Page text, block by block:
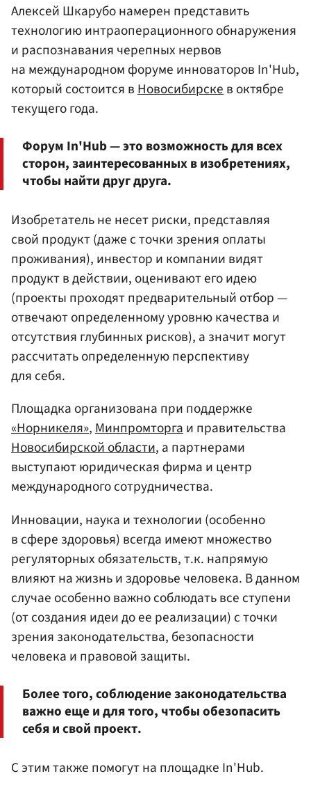
Алексей Шкарубо намерен представить
технологию интраоперационного обнаружения
и распознавания черепных нервов
на международном форуме инноваторов In'Hub,
который состоится в Новосибирске в октябре
текущего года.
Форум In'Hub — это возможность для всех
сторон, заинтересованных в изобретениях,
чтобы найти друг друга.
Изобретатель не несет риски, представляя
свой продукт (даже с точки зрения оплаты
проживания), инвестор и компании видят
продукт в действии, оценивают его идею
(проекты проходят предварительный отбор —
отвечают определенному уровню качества и
отсутствия глубинных рисков), а значит могут
рассчитать определенную перспективу
для себя.
Площадка организована при поддержке
«Норникеля»,Минпромторгаи правительства
Новосибирской области, а партнерами
выступают юридическая фирма и центр
международного сотрудничества.
Инновации, наука и технологии (особенно
в сфере здоровья) всегда имеют множество
регуляторных обязательств, т.к. напрямую
влияют на жизнь и здоровье человека. В данном
случае особенно важно соблюдать все ступени
(от создания идеи до ее реализации) с точки
зрения законодательства, безопасности
человека и правовой защиты.
Более того, соблюдение законодательства
важно еще и для того, чтобы обезопасить
себя и свой проект.
С этим также помогут на площадке In'Hub.